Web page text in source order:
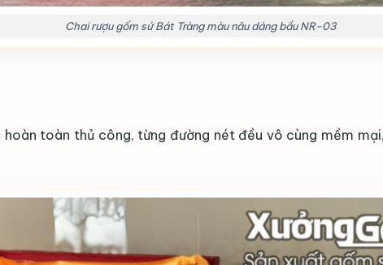
Chai rượu gốm sứ Bát Tràng màu nâu dáng bầu NR-03
toàn thủ công, từng đường nét đều vô cùng mềm